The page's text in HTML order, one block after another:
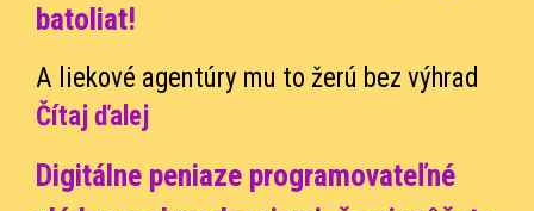
batoliat!
A liekové agentúry mu to žerú bez výhrad
Čítaj ďalej
Digitálne peniaze programovateľné